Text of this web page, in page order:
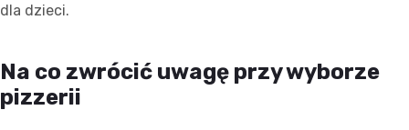
dla dzieci.
Na co zwrócić uwagę przy wyborze
pizzerii